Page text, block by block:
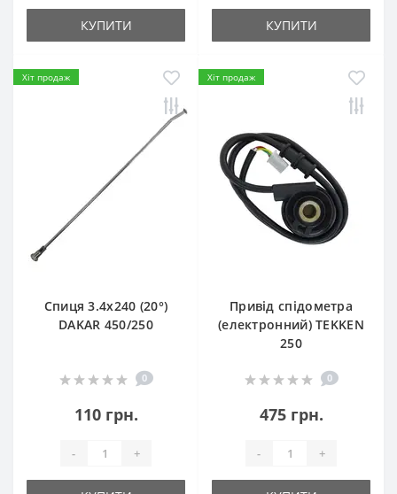
КУПИТИ КУПИТИ
Хіт продаж
Спиця 3.4х240 (20°)
DAKAR 450/250
0
110 грн.
- +
Хіт продаж
Привід спідометра
(електронний) TEKKEN
250
0
475 грн.
- +